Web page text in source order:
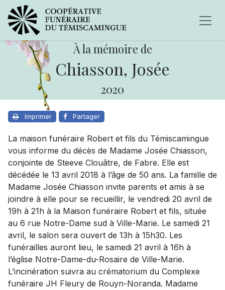
À la mémoire de
Chiasson, Josée
2020
Imprimer Partager
La maison funéraire Robert et fils du Témiscamingue
vous informe du décès de Madame Josée Chiasson,
conjointe de Steeve Clouâtre, de Fabre. Elle est
décédée le 13 avril 2018 à l’âge de 50 ans. La famille de
Madame Josée Chiasson invite parents et amis à se
joindre à elle pour se recueillir, le vendredi 20 avril de
19h à 21h à la Maison funéraire Robert et fils, située
au 6 rue Notre-Dame sud à Ville-Marie. Le samedi 21
avril, le salon sera ouvert de 13h à 15h30. Les
funérailles auront lieu, le samedi 21 avril à 16h à
l’église Notre-Dame-du-Rosaire de Ville-Marie.
L’incinération suivra au crématorium du Complexe
funéraire JH Fleury de Rouyn-Noranda. Madame